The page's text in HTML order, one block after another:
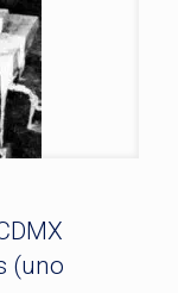
(uno